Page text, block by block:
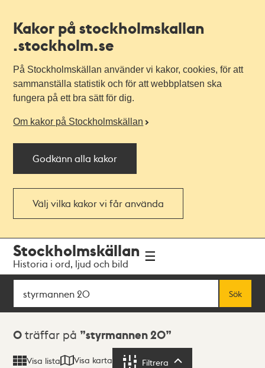
Kakor på stockholmskallan
.stockholm.se
På Stockholmskällan använder vi kakor, cookies, för att
sammanställa statistik och för att webbplatsen ska
fungera på ett bra sätt för dig.
Om kakor på Stockholmskällan
Godkänn alla kakor
Välj vilka kakor vi får använda
navigationen
huvudinnehållet
Stockholmskällan
Historia i ord, ljud och bild
Sök
Sök
Sökresultat
0 träffar på styrmannen 20
Visa lista Visa karta Filtrera